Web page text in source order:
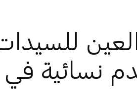
نسائية